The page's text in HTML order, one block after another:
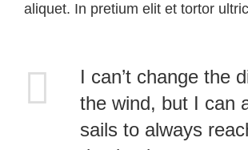
aliquet. In pretium elit et tortor
I can’t change the
the wind, but I can
sails to always